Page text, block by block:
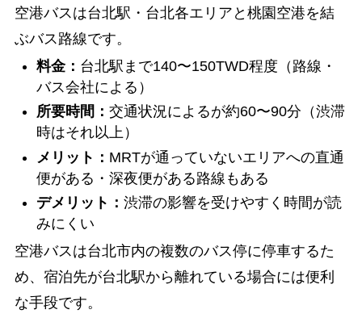
空港バスは台北駅・台北各エリアと桃園空港を結
ぶバス路線です。
料金： 台北駅まで140〜150TWD程度（路線・
バス会社による）
所要時間： 交通状況によるが約60〜90分（渋滞
時はそれ以上）
メリット： MRTが通っていないエリアへの直通
便がある・深夜便がある路線もある
デメリット： 渋滞の影響を受けやすく時間が読
みにくい
空港バスは台北市内の複数のバス停に停車するた
め、宿泊先が台北駅から離れている場合には便利
な手段です。